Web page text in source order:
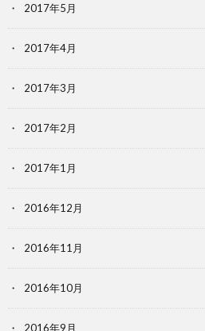
2017年5月
2017年4月
2017年3月
2017年2月
2017年1月
2016年12月
2016年11月
2016年10月
2016年9月